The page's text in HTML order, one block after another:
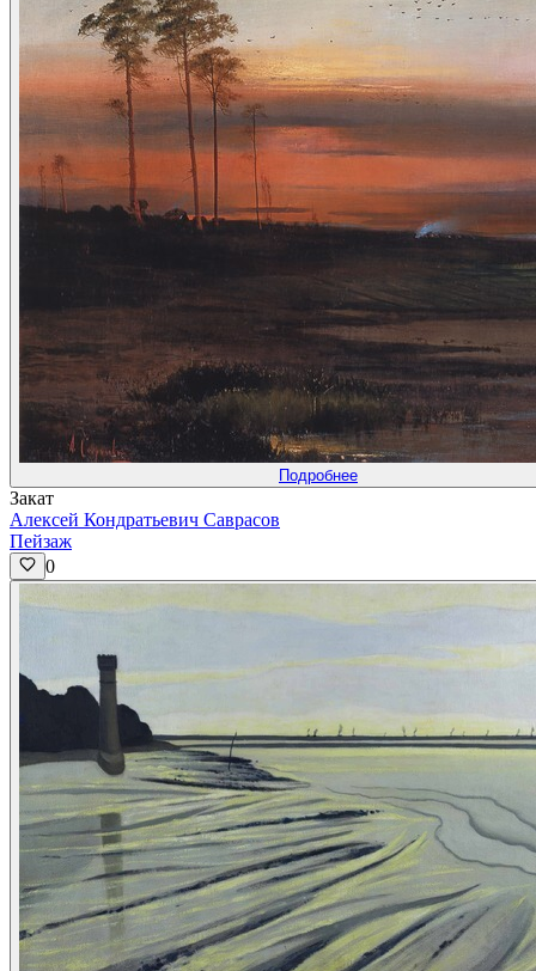
Подробнее
Закат
Алексей Кондратьевич Саврасов
Пейзаж
0